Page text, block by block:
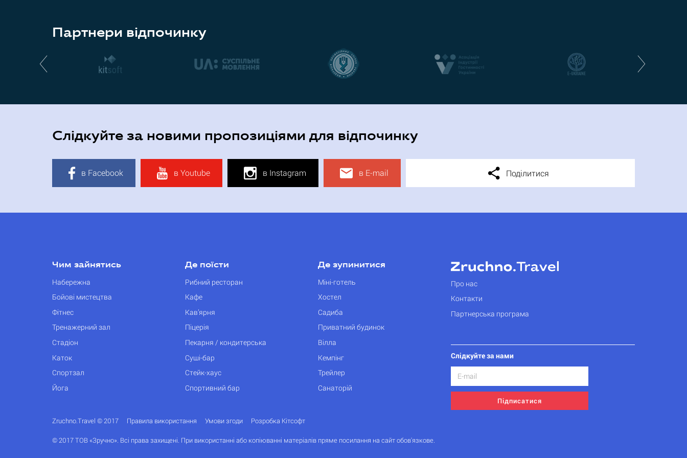
Партнери відпочинку
Слідкуйте за новими пропозиціями для відпочинку
в Facebook в Youtube в Instagram в E-mail Поділитися
Чим зайнятись
Набережна
Бойові мистецтва
Фітнес
Тренажерний зал
Стадіон
Каток
Спортзал
Йога
Де поїсти
Рибний ресторан
Кафе
Кав’ярня
Піцерія
Пекарня / кондитерська
Суші-бар
Стейк-хаус
Спортивний бар
Де зупинитися
Міні-готель
Хостел
Садиба
Приватний будинок
Вілла
Кемпінг
Трейлер
Санаторій
Про нас
Контакти
Партнерська програма
Слідкуйте за нами
Підписатися
Zruchno.Travel © 2017 Правила використання Умови згоди Розробка Кітсофт
© 2017 ТОВ «Зручно». Всі права захищені. При використанні або копіюванні матеріалів пряме посилання на сайт обов'язкове.